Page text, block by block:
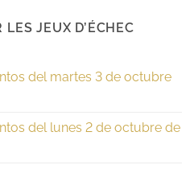
JEUX D’ÉCHEC
del martes 3 de octubre
del lunes 2 de octubre de